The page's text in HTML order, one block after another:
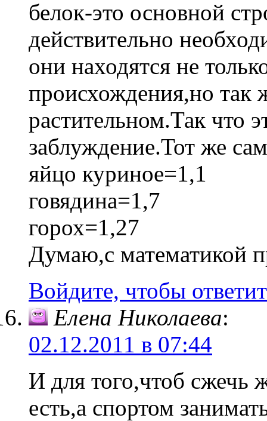
белок-это основной
действительно
они находятся не
происхождения,но так
растительном.Так что
заблуждение.Тот же
яйцо куриное=1,1
говядина=1,7
горох=1,27
Думаю,с математикой
Войдите, чтобы
Елена Николаева:
02.12.2011 в 07:44
И для того,чтоб сжечь
есть,а спортом